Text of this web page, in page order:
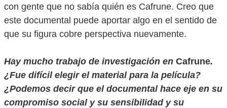
con gente que no sabía quién es Cafrune. Creo que
este documental puede aportar algo en el sentido de
que su figura cobre perspectiva nuevamente.
Hay mucho trabajo de investigación en Cafrune.
¿Fue difícil elegir el material para la película?
¿Podemos decir que el documental hace eje en su
compromiso social y su sensibilidad y su